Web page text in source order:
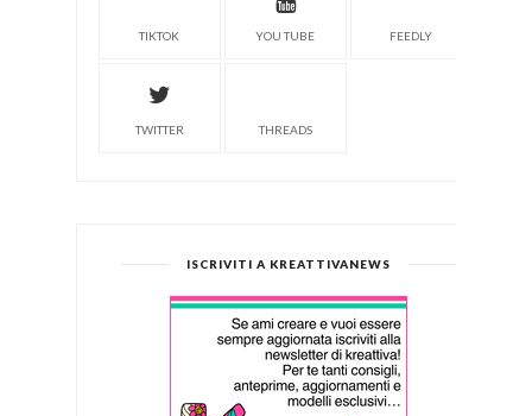
TIKTOK YOU TUBE FEEDLY
TWITTER THREADS
ISCRIVITI A KREATTIVANEWS